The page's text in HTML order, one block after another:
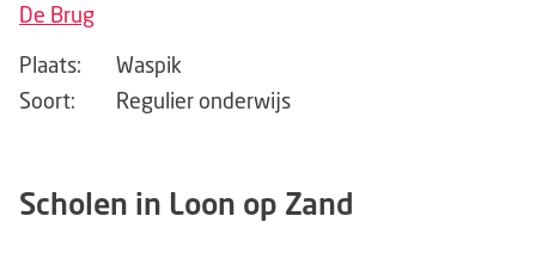
De Brug
Plaats:
Waspik
Soort:
Regulier onderwijs
Scholen in Loon op Zand